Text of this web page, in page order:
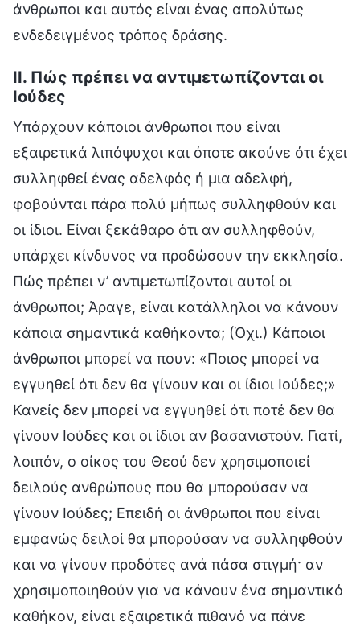
άνθρωποι και αυτός είναι ένας απολύτως
ενδεδειγμένος τρόπος δράσης.
II. Πώς πρέπει να αντιμετωπίζονται οι
Ιούδες
Υπάρχουν κάποιοι άνθρωποι που είναι
εξαιρετικά λιπόψυχοι και όποτε ακούνε ότι έχει
συλληφθεί ένας αδελφός ή μια αδελφή,
φοβούνται πάρα πολύ μήπως συλληφθούν και
οι ίδιοι. Είναι ξεκάθαρο ότι αν συλληφθούν,
υπάρχει κίνδυνος να προδώσουν την εκκλησία.
Πώς πρέπει ν’ αντιμετωπίζονται αυτοί οι
άνθρωποι; Άραγε, είναι κατάλληλοι να κάνουν
κάποια σημαντικά καθήκοντα; (Όχι.) Κάποιοι
άνθρωποι μπορεί να πουν: «Ποιος μπορεί να
εγγυηθεί ότι δεν θα γίνουν και οι ίδιοι Ιούδες;»
Κανείς δεν μπορεί να εγγυηθεί ότι ποτέ δεν θα
γίνουν Ιούδες και οι ίδιοι αν βασανιστούν. Γιατί,
λοιπόν, ο οίκος του Θεού δεν χρησιμοποιεί
δειλούς ανθρώπους που θα μπορούσαν να
γίνουν Ιούδες; Επειδή οι άνθρωποι που είναι
εμφανώς δειλοί θα μπορούσαν να συλληφθούν
και να γίνουν προδότες ανά πάσα στιγμή· αν
χρησιμοποιηθούν για να κάνουν ένα σημαντικό
καθήκον, είναι εξαιρετικά πιθανό να πάνε